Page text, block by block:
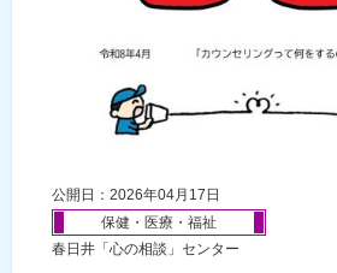
公開日：2026年04月17日
保健・医療・福祉
春日井「心の相談」センター